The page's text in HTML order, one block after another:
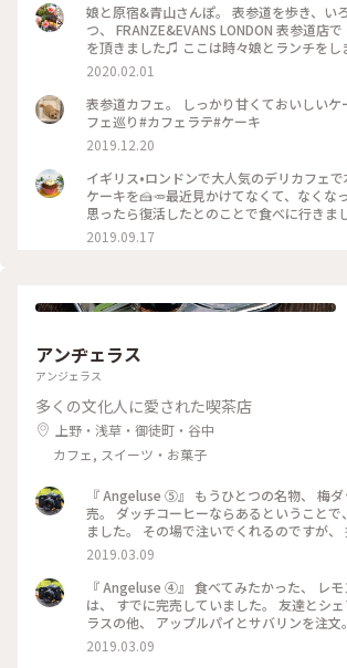
娘と原宿&青山さんぽ。 表参道を歩き、い
つ、 FRANZE&EVANS LONDON 表参道店
を頂きました♫ ここは時々娘とランチをし
ーキを、私はビーツのカフェラテと一緒に
ってもかわいくて 美味しそうで迷いまし
ディングのケーキで、 あたたかくて美味
居心地が良くホッとひと息。 パンプディン
ゆっくりあたたまりました(^-^)
参道 #神宮前 #東京 #冬のおでかけ #わた
ェラテ #ビーツ #ラテアート #カフェ #青山
2020.02.01
表参道カフェ。 しっかり甘くておいしい
フェ巡り#カフェラテ#ケーキ
2019.12.20
イギリス•ロンドンで大人気のデリカフェ
ケーキを🍰🥕最近見かけてなくて、なくな
思ったら復活したとのことで食べに行きました😋
フランツアンドエヴァンス #キャロットケー
2019.09.17
アンヂェラス
アンジェラス
多くの文化人に愛された喫茶店
上野・浅草・御徒町・谷中
カフェ, スイーツ・お菓子
『 Angeluse ⑤』 もうひとつの名物、 梅ダッチコーヒーも完
売。 ダッチコーヒーならあるということで
ました。 その場で注いでくれるのですが、 撮るの忘れました
😅 美味しくいただきました。 最初で最後の訪問になりました
が、 本当に行くことが出来てよかったです。 #angeluse#アン
ヂェラス#浅草カフェ#ダッチコーヒー
2019.03.09
『 Angeluse ④』 食べてみたかった、 レモンパイとミルフェ
は、 すでに完売していました。 友達とシ
ラスの他、 アップルパイとサバリンを注文。 アップルパ
は、みっちり。 サバリンは、しみしみでした。
ンヂェラス#浅草カフェ#ケーキ#アップル
2019.03.09